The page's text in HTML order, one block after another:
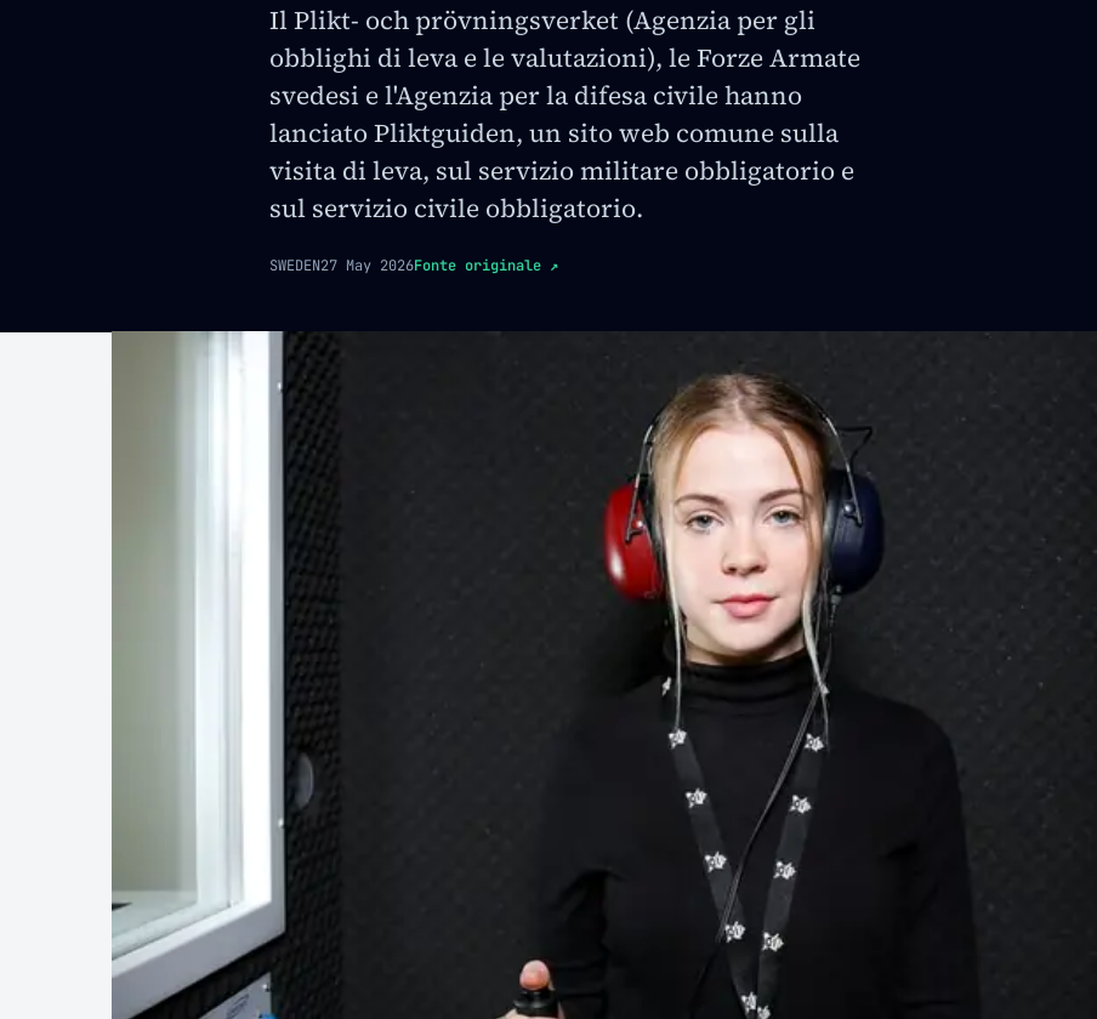
Il Plikt- och prövningsverket (Agenzia per gli
obblighi di leva e le valutazioni), le Forze Armate
svedesi e l'Agenzia per la difesa civile hanno
lanciato Pliktguiden, un sito web comune sulla
visita di leva, sul servizio militare obbligatorio e
sul servizio civile obbligatorio.
SWEDEN27 May 2026Fonte originale ↗